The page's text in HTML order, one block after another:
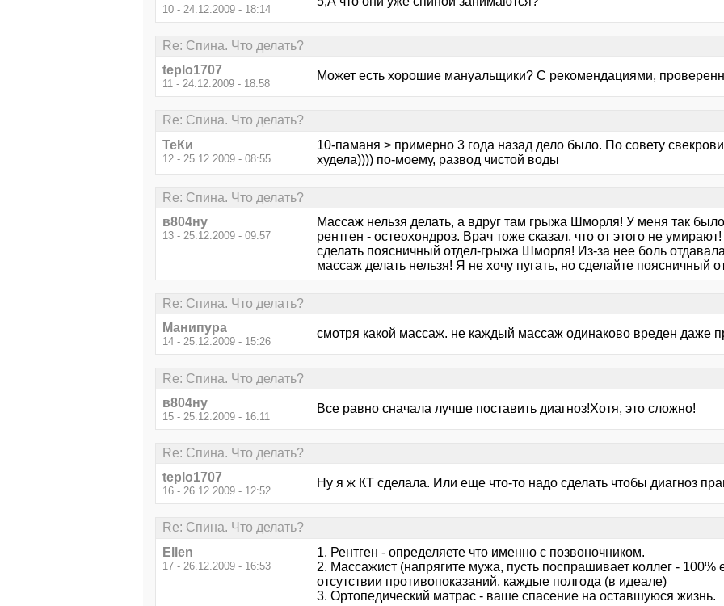
10 - 24.12.2009 - 18:14
Re: Спина. Что делать?
teplo1707
11 - 24.12.2009 - 18:58
Может есть хорошие мануальщики? С рекомендациями,
Re: Спина. Что делать?
ТеКи
12 - 25.12.2009 - 08:55
10-паманя > примерно 3 года назад дело было. По совету
худела)))) по-моему, развод чистой воды
Re: Спина. Что делать?
в804ну
13 - 25.12.2009 - 09:57
Массаж нельзя делать, а вдруг там грыжа Шморля! У меня так
рентген - остеохондроз. Врач тоже сказал, что от этого не
сделать поясничный отдел-грыжа Шморля! Из-за нее боль
массаж делать нельзя! Я не хочу пугать, но сделайте поясничный
Re: Спина. Что делать?
Манипура
14 - 25.12.2009 - 15:26
смотря какой массаж. не каждый массаж одинаково вреден даже
Re: Спина. Что делать?
в804ну
15 - 25.12.2009 - 16:11
Все равно сначала лучше поставить диагноз!Хотя, это сложно!
Re: Спина. Что делать?
teplo1707
16 - 26.12.2009 - 12:52
Ну я ж КТ сделала. Или еще что-то надо сделать чтобы диагноз
Re: Спина. Что делать?
Ellen
17 - 26.12.2009 - 16:53
1. Рентген - определяете что именно с позвоночником.
2. Массажист (напрягите мужа, пусть поспрашивает коллег - 100%
отсутствии противопоказаний, каждые полгода (в идеале)
3. Ортопедический матрас - ваше спасение на оставшуюся жизнь.